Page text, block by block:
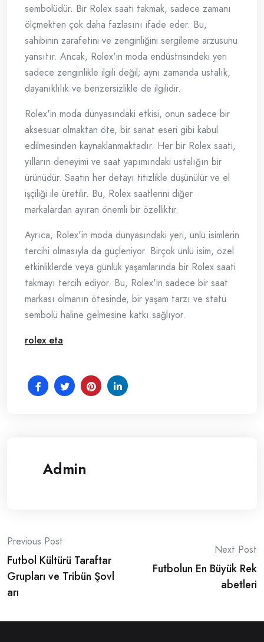
sembolüdür. Bir Rolex saati takmak, sadece zamanı
ölçmekten çok daha fazlasını ifade eder. Bu,
sahibinin zarafetini ve zenginliğini sergileme arzusunu
yansıtır. Ancak, Rolex'in moda endüstrisindeki yeri
sadece zenginlikle ilgili değil; aynı zamanda ustalık,
dayanıklılık ve benzersizlikle de ilgilidir.
Rolex'in moda dünyasındaki etkisi, onun sadece bir
aksesuar olmaktan öte, bir sanat eseri gibi kabul
edilmesinden kaynaklanmaktadır. Her bir Rolex saati,
yılların deneyimi ve saat yapımındaki ustalığın bir
ürünüdür. Saatin her detayı titizlikle düşünülür ve el
işçiliği ile üretilir. Bu, Rolex saatlerini diğer
markalardan ayıran önemli bir özelliktir.
Ayrıca, Rolex'in moda dünyasındaki yeri, ünlü isimlerin
tercihi olmasıyla da güçleniyor. Birçok ünlü isim, özel
etkinliklerde veya günlük yaşamlarında bir Rolex saati
takmayı tercih ediyor. Bu, Rolex'in sadece bir saat
markası olmanın ötesinde, bir yaşam tarzı ve statü
sembolü haline gelmesine katkı sağlıyor.
rolex eta
Admin
Post
navigation
Previous Post
Futbol Kültürü Taraftar
Grupları ve Tribün Şovl
arı
Next Post
Futbolun En Büyük Rek
abetleri